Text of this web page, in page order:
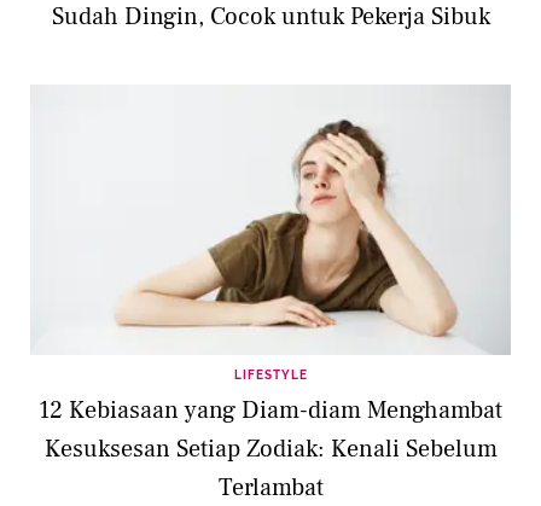
Sudah Dingin, Cocok untuk Pekerja Sibuk
LIFESTYLE
12 Kebiasaan yang Diam-diam Menghambat
Kesuksesan Setiap Zodiak: Kenali Sebelum
Terlambat